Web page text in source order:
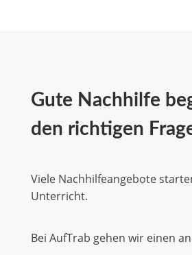
Gute Nachhilfe
den richtigen
Viele Nachhilfeangebote
Unterricht.
Bei AufTrab gehen wir einen